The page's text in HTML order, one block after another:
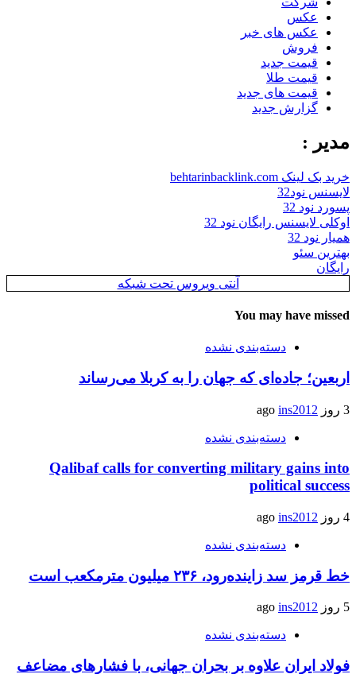
عکس
عکس های خبر
فروش
قیمت جدید
قیمت طلا
قیمت های جدید
گزارش جدید
مدیر :
خرید بک لینک behtarinbacklink.com
لایسنس نود32
پسورد نود 32
اوکلی لایسنس رایگان نود 32
همیار نود 32
بهترین سئو
رایگان
آنتی ویروس تحت شبکه
You may have missed
دسته‌بندی نشده
اربعین؛ جاده‌ای که جهان را به کربلا می‌رساند
3 روز ago ins2012
دسته‌بندی نشده
Qalibaf calls for converting military gains into
political success
4 روز ago ins2012
دسته‌بندی نشده
خط قرمز سد زاینده‌رود، ۲۳۶ میلیون مترمکعب است
5 روز ago ins2012
دسته‌بندی نشده
فولاد ایران علاوه بر بحران جهانی، با فشارهای مضاعف